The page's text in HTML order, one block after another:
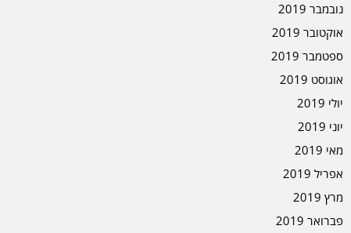
נובמבר 2019
אוקטובר 2019
ספטמבר 2019
אוגוסט 2019
יולי 2019
יוני 2019
מאי 2019
אפריל 2019
מרץ 2019
פברואר 2019